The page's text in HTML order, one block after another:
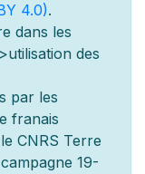
4.0).
dans les
des
par les
franais
CNRS Terre
19-